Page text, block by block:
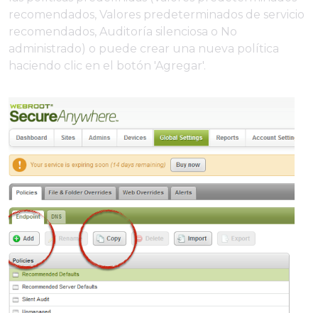
recomendados, Valores predeterminados de servicio
recomendados, Auditoría silenciosa o No
administrado) o puede crear una nueva política
haciendo clic en el botón 'Agregar'.